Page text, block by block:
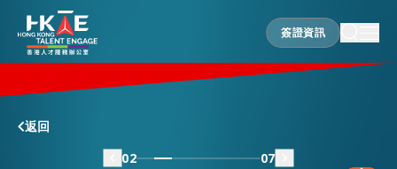
簽證資訊
簽證資訊
香港優勢
返回
02
07